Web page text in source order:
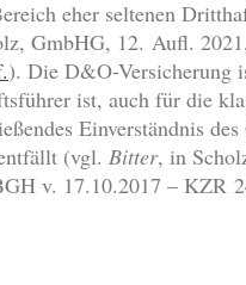
eher seltenen
GmbHG, 12. Aufl.
). Die D&O-Versicherung
ist, auch für die
Einverständnis
(vgl. Bitter, in
v. 17.10.2017 – KZR